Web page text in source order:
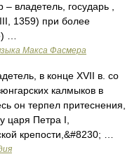
владетель, государь ,
1359) при более
…
Макса Фасмера
в конце ХVII в. со
калмыков в
он терпел притеснения,
царя Петра І,
крепости,&#8230; …